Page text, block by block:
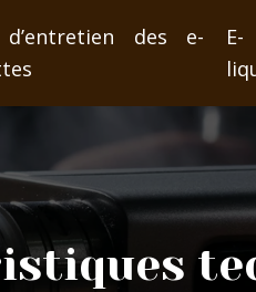
d’entretien des e-
E-